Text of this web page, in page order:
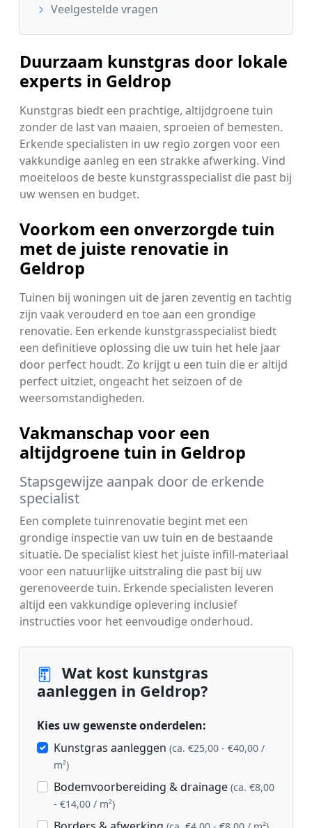
Veelgestelde vragen
Duurzaam kunstgras door lokale
experts in Geldrop
Kunstgras biedt een prachtige, altijdgroene tuin
zonder de last van maaien, sproeien of bemesten.
Erkende specialisten in uw regio zorgen voor een
vakkundige aanleg en een strakke afwerking. Vind
moeiteloos de beste kunstgrasspecialist die past bij
uw wensen en budget.
Voorkom een onverzorgde tuin
met de juiste renovatie in
Geldrop
Tuinen bij woningen uit de jaren zeventig en tachtig
zijn vaak verouderd en toe aan een grondige
renovatie. Een erkende kunstgrasspecialist biedt
een definitieve oplossing die uw tuin het hele jaar
door perfect houdt. Zo krijgt u een tuin die er altijd
perfect uitziet, ongeacht het seizoen of de
weersomstandigheden.
Vakmanschap voor een
altijdgroene tuin in Geldrop
Stapsgewijze aanpak door de erkende
specialist
Een complete tuinrenovatie begint met een
grondige inspectie van uw tuin en de bestaande
situatie. De specialist kiest het juiste infill-materiaal
voor een natuurlijke uitstraling die past bij uw
gerenoveerde tuin. Erkende specialisten leveren
altijd een vakkundige oplevering inclusief
instructies voor het eenvoudige onderhoud.
Wat kost kunstgras
aanleggen in Geldrop?
Kies uw gewenste onderdelen:
Kunstgras aanleggen (ca. €25,00 - €40,00 /
m²)
Bodemvoorbereiding & drainage (ca. €8,00
- €14,00 / m²)